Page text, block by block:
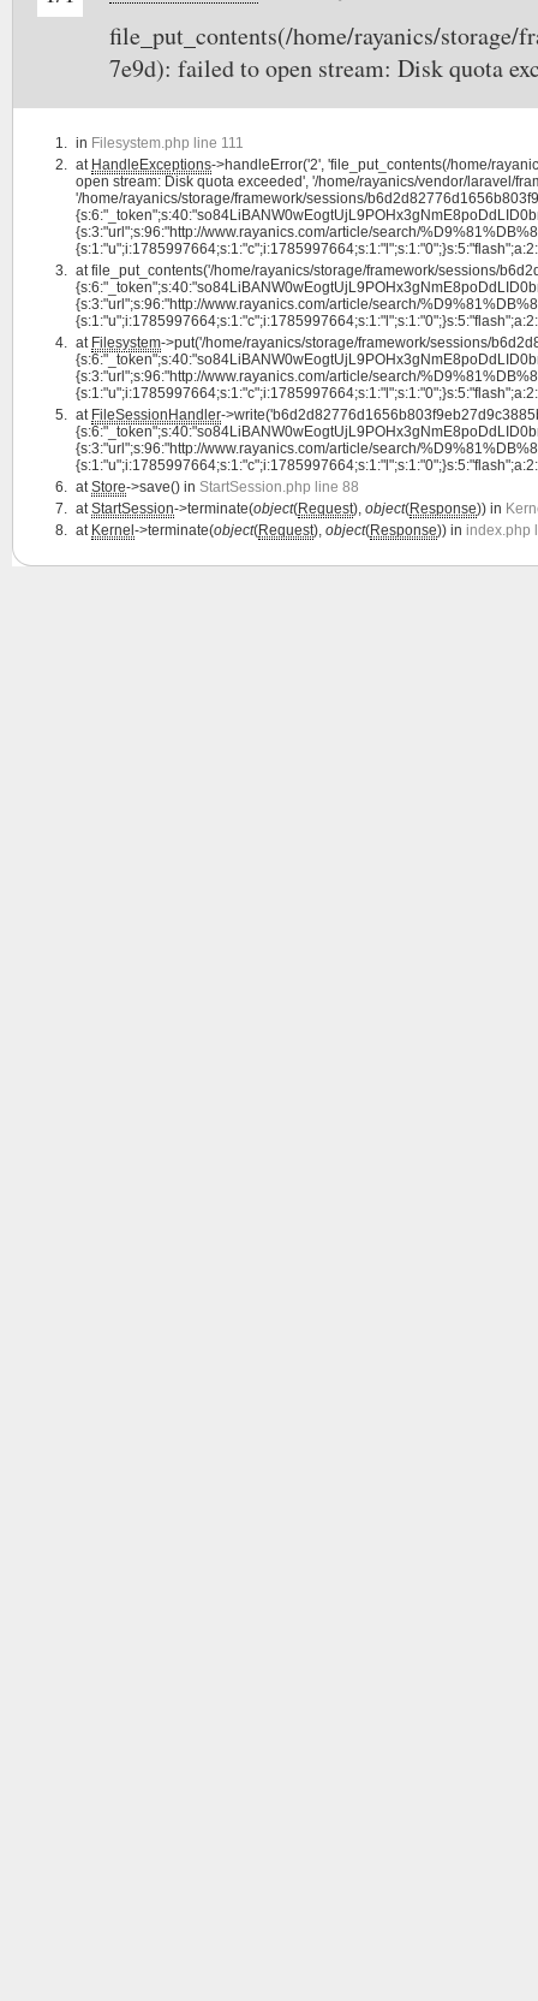
file_put_contents(/home/rayanics/storage/
7e9d): failed to open stream: Disk quota
in Filesystem.php line 111
at HandleExceptions->handleError('2', 'file_put_contents(/home/
open stream: Disk quota exceeded', '/home/rayanics/vendor/laravel/
'/home/rayanics/storage/framework/sessions/
{s:3:"url";s:96:"http://www.rayanics.com/article/search/
atfile_put_contents('/home/rayanics/storage/framework/sessions/
{s:3:"url";s:96:"http://www.rayanics.com/article/search/
at Filesystem->put('/home/rayanics/storage/framework/sessions/
{s:3:"url";s:96:"http://www.rayanics.com/article/search/
at FileSessionHandler-
{s:3:"url";s:96:"http://www.rayanics.com/article/search/
atStore->save() in StartSession.php line 88
atStartSession->terminate(object(Request), object(Response)) in
at Kernel->terminate(object(Request), object(Response)) in index.php